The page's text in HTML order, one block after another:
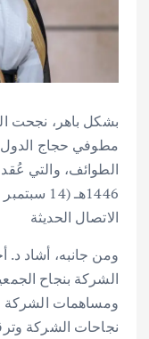
بشكل باهر، نجحت
مطوفي حجاج الدول
الاتصال الحديثة
ومن جانبه، أشاد
الشركة بنجاح
ومساهمات الشركة
نجاحات الشركة